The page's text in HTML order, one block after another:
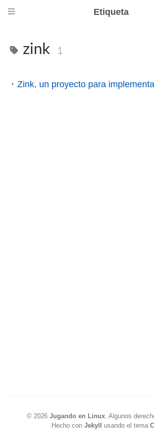
Etiqueta
zink 1
© 2026 Jugando en Linux. Algunos
Hecho con Jekyll usando el tema